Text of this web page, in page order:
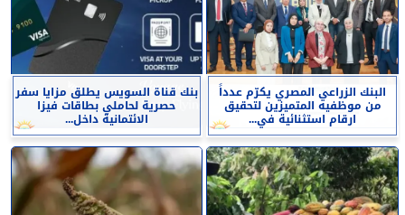
البنك الزراعي المصري يكرّم عدداً
من موظفيه المتميزين لتحقيق
ارقام استثنائية في...
بنك قناة السويس يطلق مزايا سفر
حصرية لحاملي بطاقات فيزا
الائتمانية داخل...